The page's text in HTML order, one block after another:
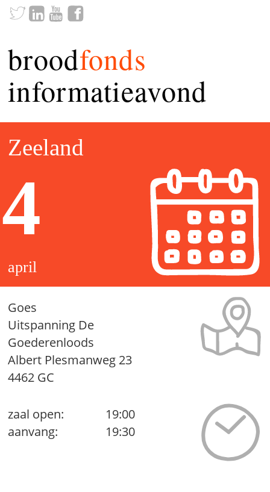
broodfonds
informatieavond
Zeeland
4
april
Goes
Uitspanning De
Goederenloods
Albert Plesmanweg 23
4462 GC
zaal open:
19:00
aanvang:
19:30